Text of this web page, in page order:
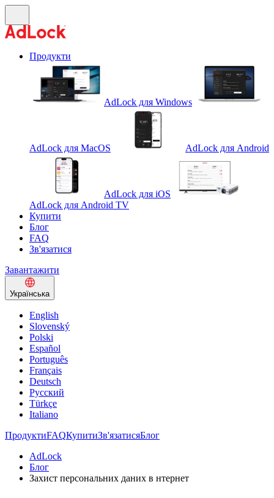
Продукти
AdLock для Windows
AdLock для MacOS AdLock для Android
AdLock для iOS
AdLock для Android TV
Купити
Блог
FAQ
Зв'язатися
Завантажити
Українська
English
Slovenský
Polski
Español
Português
Français
Deutsch
Русский
Türkçe
Italiano
ПродуктиFAQКупитиЗв'язатисяБлог
AdLock
Блог
Захист персональних даних в нтернет